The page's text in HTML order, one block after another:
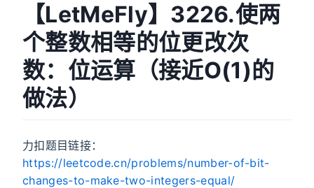
【LetMeFly】3226.使两
个整数相等的位更改次
数：位运算（接近O(1)的
做法）
力扣题目链接：
https://leetcode.cn/problems/number-of-bit-
changes-to-make-two-integers-equal/